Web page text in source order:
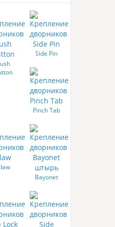
Side Pin
Pinch Tab
Bayonet